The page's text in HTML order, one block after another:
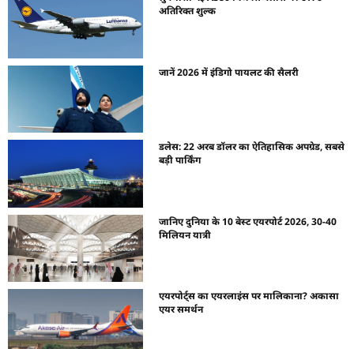
अतिरिक्त शुल्क
जानें 2026 में इंडिगो पायलट की सैलरी
डलेस: 22 अरब डॉलर का ऐतिहासिक अपग्रेड, सबसे
बड़ी पार्किंग
जानिए दुनिया के 10 बेस्ट एयरपोर्ट 2026, 30-40
मिलियन यात्री
एयरपोर्ट्स का एयरलाइंस पर मालिकाना? अकासा
एयर समर्थन